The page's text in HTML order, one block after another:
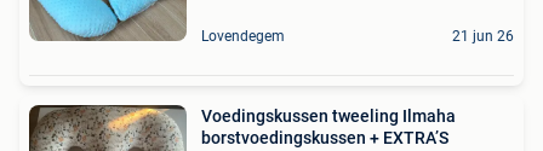
Lovendegem 21 jun 26
Voedingskussen tweeling Ilmaha
borstvoedingskussen + EXTRA’S